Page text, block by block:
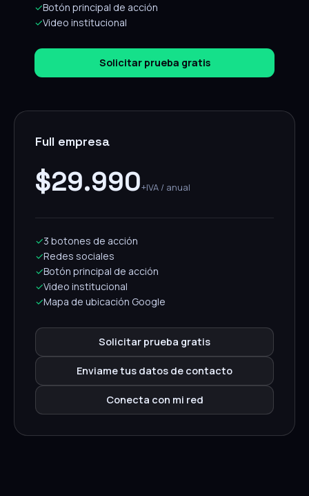
✓Botón principal de acción
✓Video institucional
Solicitar prueba gratis
Full empresa
$29.990+IVA / anual
✓3 botones de acción
✓Redes sociales
✓Botón principal de acción
✓Video institucional
✓Mapa de ubicación Google
Solicitar prueba gratis
Enviame tus datos de contacto
Conecta con mi red